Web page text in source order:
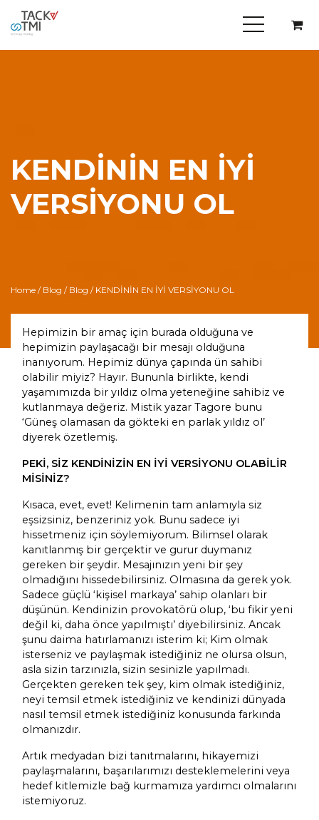
KENDİNİN EN İYİ
VERSİYONU OL
Home / Blog / Blog / KENDİNİN EN İYİ VERSİYONU OL
Hepimizin bir amaç için burada olduğuna ve
hepimizin paylaşacağı bir mesajı olduğuna
inanıyorum. Hepimiz dünya çapında ün sahibi
olabilir miyiz? Hayır. Bununla birlikte, kendi
yaşamımızda bir yıldız olma yeteneğine sahibiz ve
kutlanmaya değeriz. Mistik yazar Tagore bunu
‘Güneş olamasan da gökteki en parlak yıldız ol’
diyerek özetlemiş.
PEKİ, SİZ KENDİNİZİN EN İYİ VERSİYONU OLABİLİR
MİSİNİZ?
Kısaca, evet, evet! Kelimenin tam anlamıyla siz
eşsizsiniz, benzeriniz yok. Bunu sadece iyi
hissetmeniz için söylemiyorum. Bilimsel olarak
kanıtlanmış bir gerçektir ve gurur duymanız
gereken bir şeydir. Mesajınızın yeni bir şey
olmadığını hissedebilirsiniz. Olmasına da gerek yok.
Sadece güçlü ‘kişisel markaya’ sahip olanları bir
düşünün. Kendinizin provokatörü olup, ‘bu fikir yeni
değil ki, daha önce yapılmıştı’ diyebilirsiniz. Ancak
şunu daima hatırlamanızı isterim ki; Kim olmak
isterseniz ve paylaşmak istediğiniz ne olursa olsun,
asla sizin tarzınızla, sizin sesinizle yapılmadı.
Gerçekten gereken tek şey, kim olmak istediğiniz,
neyi temsil etmek istediğiniz ve kendinizi dünyada
nasıl temsil etmek istediğiniz konusunda farkında
olmanızdır.
Artık medyadan bizi tanıtmalarını, hikayemizi
paylaşmalarını, başarılarımızı desteklemelerini veya
hedef kitlemizle bağ kurmamıza yardımcı olmalarını
istemiyoruz.